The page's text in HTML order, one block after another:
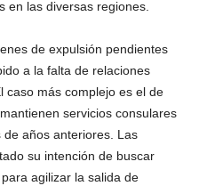
en las diversas regiones.
de expulsión pendientes
a la falta de relaciones
caso más complejo es el de
servicios consulares
años anteriores. Las
su intención de buscar
agilizar la salida de